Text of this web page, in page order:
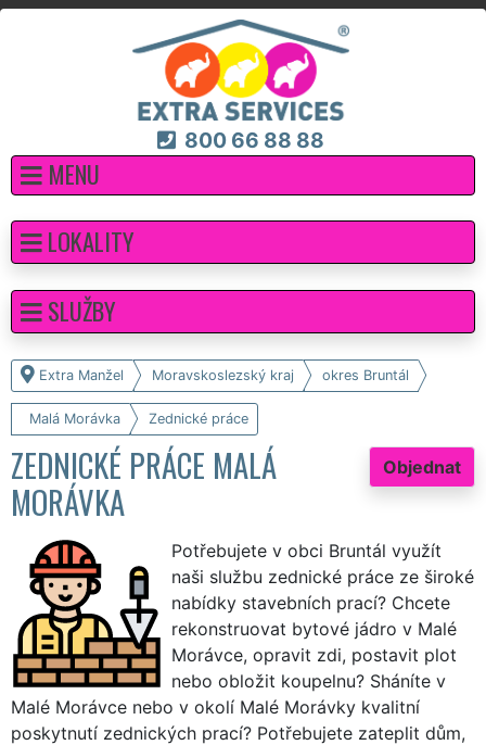
800 66 88 88
MENU
Extra Manžel Moravskoslezský kraj okres Bruntál
Malá Morávka Zednické práce
Objednat
ZEDNICKÉ PRÁCE MALÁ
MORÁVKA
Potřebujete v obci Bruntál využít
naši službu zednické práce ze široké
nabídky stavebních prací? Chcete
rekonstruovat bytové jádro v Malé
Morávce, opravit zdi, postavit plot
nebo obložit koupelnu? Sháníte v
Malé Morávce nebo v okolí Malé Morávky kvalitní
poskytnutí zednických prací? Potřebujete zateplit dům,
LOKALITY
SLUŽBY